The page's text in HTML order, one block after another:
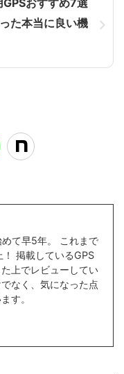
GPSおすすめ7選
た本当に良い機
て早5年。 これまで
掲載しているGPS
上でレビューしてい
なく、気になった点
す。